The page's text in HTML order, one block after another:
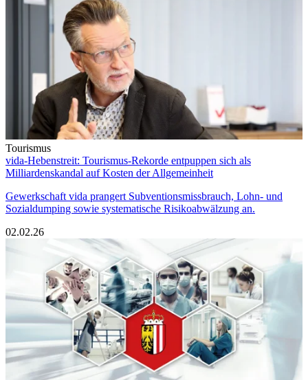
Tourismus
vida-Hebenstreit: Tourismus-Rekorde entpuppen sich als
Milliardenskandal auf Kosten der Allgemeinheit
Gewerkschaft vida prangert Subventionsmissbrauch, Lohn- und
Sozialdumping sowie systematische Risikoabwälzung an.
02.02.26